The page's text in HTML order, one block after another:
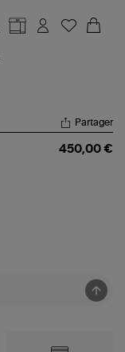
Partager
450,00 €